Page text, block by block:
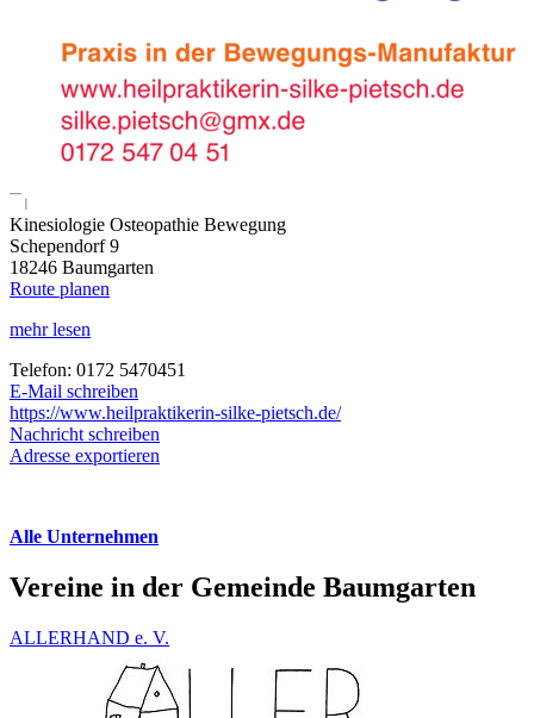
Kinesiologie Osteopathie Bewegung
Schependorf 9
18246 Baumgarten
Route planen
mehr lesen
Telefon: 0172 5470451
E-Mail schreiben
https://www.heilpraktikerin-silke-pietsch.de/
Nachricht schreiben
Adresse exportieren
Alle Unternehmen
Vereine in der Gemeinde Baumgarten
ALLERHAND e. V.